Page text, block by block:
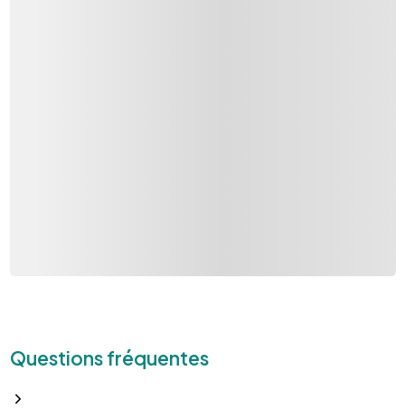
Questions fréquentes